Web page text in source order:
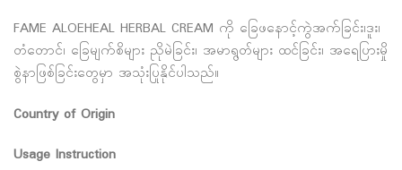
FAME ALOEHEAL HERBAL CREAM ကို ခြေဖနောင့်ကွဲအက်ခြင်း၊ဒူး၊
တံတောင်၊ ခြေမျက်စိများ ညိုမဲခြင်း၊ အမာရွတ်များ ထင်ခြင်း၊ အရေပြားမှို
စွဲနာဖြစ်ခြင်းတွေမှာ အသုံးပြုနိုင်ပါသည်။
Country of Origin
Usage Instruction